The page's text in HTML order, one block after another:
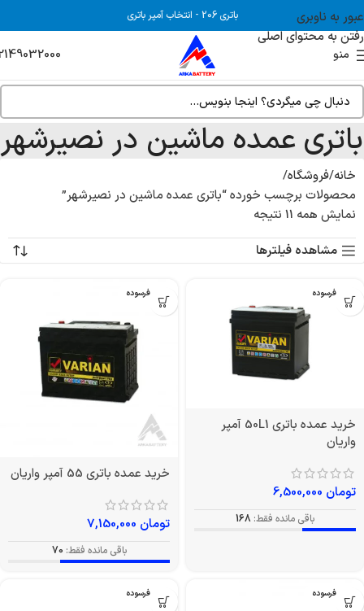
عبور به ناوبری
رفتن به محتوای اصلی
باتری 206 - انتخاب آمپر باتری
منو
باتری عمده ماشین در نصیرشهر
خانه فروشگاه
محصولات برچسب خورده “باتری عمده ماشین در نصیرشهر”
نمایش همه 11 نتیجه
مشاهده فیلترها
بدون فرسوده
خرید عمده باتری 50L1 آمپر
واریان
تومان
باقی مانده فقط: 168
بدون فرسوده
خرید عمده باتری 55 آمپر واریان
تومان
باقی مانده فقط: 70
بدون فرسوده بدون فرسوده